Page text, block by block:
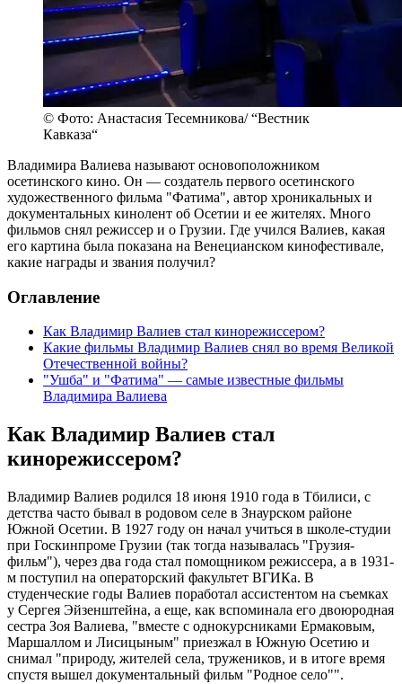
© Фото: Анастасия Тесемникова/ “Вестник
Кавказа“
Владимира Валиева называют основоположником
осетинского кино. Он — создатель первого осетинского
художественного фильма "Фатима", автор хроникальных и
документальных кинолент об Осетии и ее жителях. Много
фильмов снял режиссер и о Грузии. Где учился Валиев, какая
его картина была показана на Венецианском кинофестивале,
какие награды и звания получил?
Оглавление
Как Владимир Валиев стал кинорежиссером?
Какие фильмы Владимир Валиев снял во время Великой
Отечественной войны?
"Ушба" и "Фатима" — самые известные фильмы
Владимира Валиева
Как Владимир Валиев стал
кинорежиссером?
Владимир Валиев родился 18 июня 1910 года в Тбилиси, с
детства часто бывал в родовом селе в Знаурском районе
Южной Осетии. В 1927 году он начал учиться в школе-студии
при Госкинпроме Грузии (так тогда называлась "Грузия-
фильм"), через два года стал помощником режиссера, а в 1931-
м поступил на операторский факультет ВГИКа. В
студенческие годы Валиев поработал ассистентом на съемках
у Сергея Эйзенштейна, а еще, как вспоминала его двоюродная
сестра Зоя Валиева, "вместе с однокурсниками Ермаковым,
Маршаллом и Лисицыным" приезжал в Южную Осетию и
снимал "природу, жителей села, тружеников, и в итоге время
спустя вышел документальный фильм "Родное село"".